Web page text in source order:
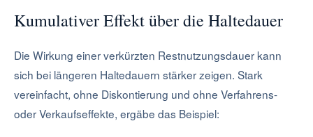
Kumulativer Effekt über die Haltedauer
Die Wirkung einer verkürzten Restnutzungsdauer kann
sich bei längeren Haltedauern stärker zeigen. Stark
vereinfacht, ohne Diskontierung und ohne Verfahrens-
oder Verkaufseffekte, ergäbe das Beispiel: